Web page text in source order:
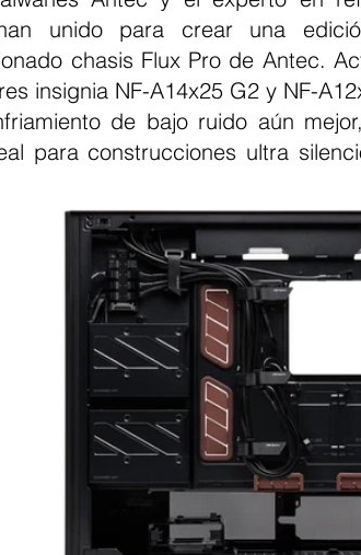
unido para crear una
chasis Flux Pro de Antec.
insignia NF-A14x25 G2 y NF-
de bajo ruido aún
para construcciones ultra